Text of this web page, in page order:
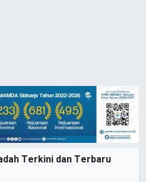
Terkini dan Terbaru